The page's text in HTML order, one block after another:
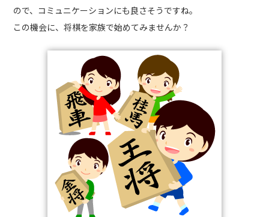
ので、コミュニケーションにも良さそうですね。
この機会に、将棋を家族で始めてみませんか？